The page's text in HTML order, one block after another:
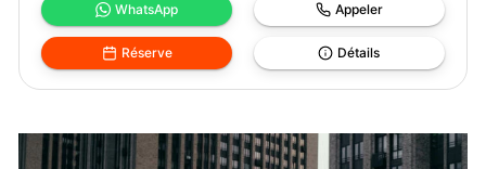
WhatsApp Appeler
Réserve Détails